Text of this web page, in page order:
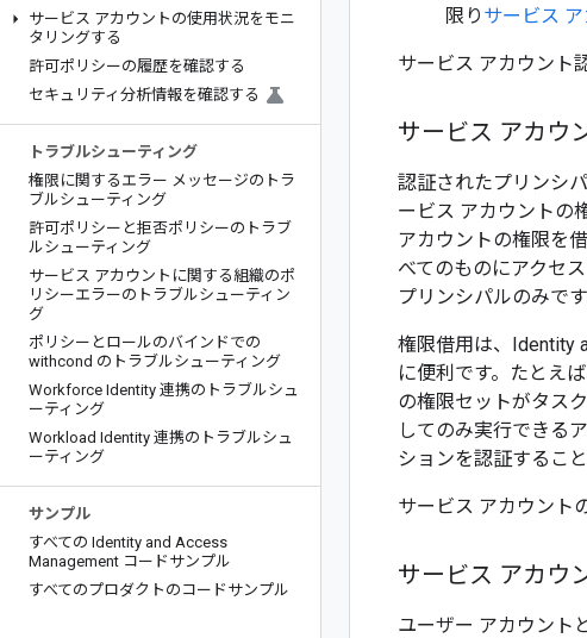
サービス アカウントの使用状況をモニ
タリングする
許可ポリシーの履歴を確認する
セキュリティ分析情報を確認する
トラブルシューティング
権限に関するエラー メッセージのトラ
ブルシューティング
許可ポリシーと拒否ポリシーのトラブ
ルシューティング
サービス アカウントに関する組織のポ
リシーエラーのトラブルシューティン
グ
ポリシーとロールのバインドでの
withcond のトラブルシューティング
Workforce Identity 連携のトラブルシュ
ーティング
Workload Identity 連携のトラブルシュ
ーティング
サンプル
すべての Identity and Access
Management コードサンプル
すべてのプロダクトのコードサンプル
限り サービス
サービス アカウント
サービス アカウ
認証されたプリンシ
ービス アカウントの
アカウントの権限を
べてのものにアクセ
プリンシパルのみです
権限借用は、Identity
に便利です。たとえ
の権限セットがタス
してのみ実行できる
ションを認証すること
サービス アカウント
サービス アカウ
ユーザー アカウント